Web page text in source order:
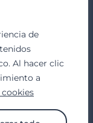
de
Al hacer clic
a